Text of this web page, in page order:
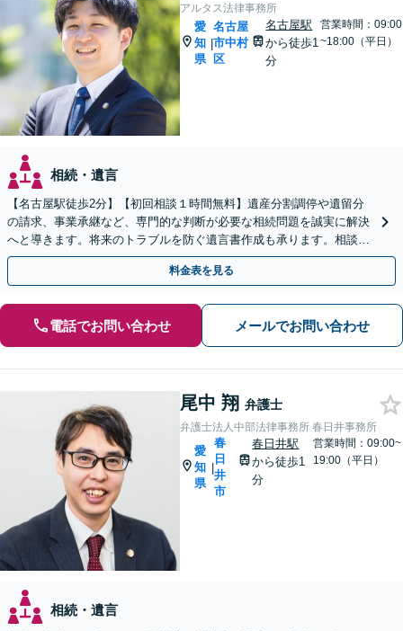
アルタス法律事務所
愛
知
県
|
名古屋
市中村
区
名古屋駅
から徒歩1
分
営業時間：09:00
~18:00（平日）
相続・遺言
【名古屋駅徒歩2分】【初回相談１時間無料】遺産分割調停や遺留分
の請求、事業承継など、専門的な判断が必要な相続問題を誠実に解決
へと導きます。将来のトラブルを防ぐ遺言書作成も承ります。相談し
て良かったとのお声あり。まずは一度ご相談ください。
料金表を見る
電話でお問い合わせ メールでお問い合わせ
尾中 翔 弁護士
弁護士法人中部法律事務所 春日井事務所
愛
知
県
|
春
日
井
市
春日井駅
から徒歩1
分
営業時間：09:00~
19:00（平日）
相続・遺言